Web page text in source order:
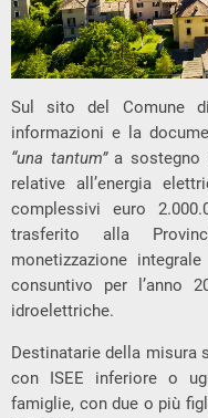
Sul sito del Comune
informazioni e la
“una tantum”a sostegno
relative all’energia
complessivi euro
trasferito alla
monetizzazione
consuntivo per l’anno
idroelettriche.
Destinatarie della misura
con ISEE inferiore o
famiglie, con due o più